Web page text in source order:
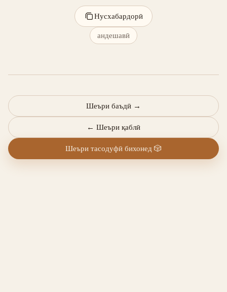
Нусхабардорӣ
андешавӣ
← Шеъри қаблӣ
Шеъри баъдӣ →
Шеъри тасодуфӣ бихонед 🎲